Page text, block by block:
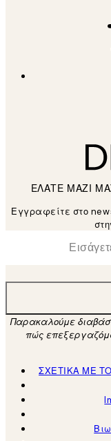
ΕΛΑΤΕ ΜΑΖΙ
Εγγραφείτε στο
Ηλεκτρονική
Παρακαλούμε
πώς
ΣΧΕΤΙΚΑ ΜΕ ΤΟ